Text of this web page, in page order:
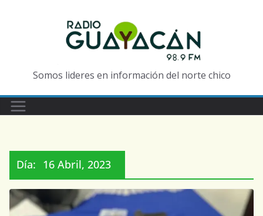
Somos lideres en información del norte chico
Día: 16 Abril, 2023